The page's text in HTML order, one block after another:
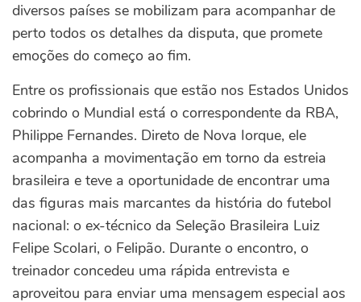
diversos países se mobilizam para acompanhar de
perto todos os detalhes da disputa, que promete
emoções do começo ao fim.
Entre os profissionais que estão nos Estados Unidos
cobrindo o Mundial está o correspondente da RBA,
Philippe Fernandes. Direto de Nova Iorque, ele
acompanha a movimentação em torno da estreia
brasileira e teve a oportunidade de encontrar uma
das figuras mais marcantes da história do futebol
nacional: o ex-técnico da Seleção Brasileira Luiz
Felipe Scolari, o Felipão. Durante o encontro, o
treinador concedeu uma rápida entrevista e
aproveitou para enviar uma mensagem especial aos